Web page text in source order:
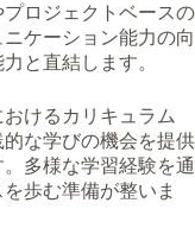
ロジェクトベースの
ケーション能力の向
と直結します。
けるカリキュラム
な学びの機会を提供
多様な学習経験を通
歩む準備が整いま